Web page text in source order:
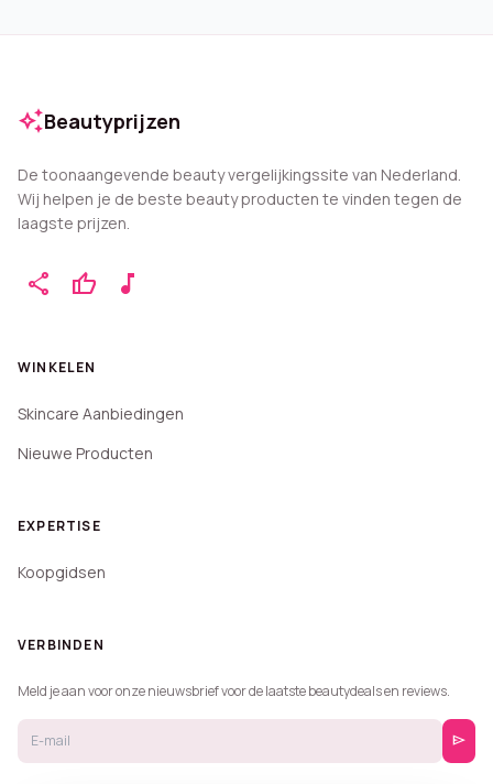
auto_awesomeBeautyprijzen
De toonaangevende beauty vergelijkingssite van Nederland.
Wij helpen je de beste beauty producten te vinden tegen de
laagste prijzen.
share thumb_up music_note
WINKELEN
Skincare Aanbiedingen
Nieuwe Producten
EXPERTISE
Koopgidsen
VERBINDEN
Meld je aan voor onze nieuwsbrief voor de laatste beautydeals en reviews.
send